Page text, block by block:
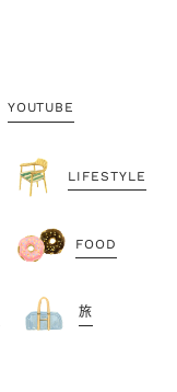
YOUTUBE
LIFESTYLE
FOOD
旅